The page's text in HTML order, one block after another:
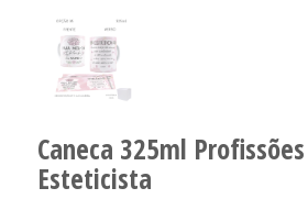
Caneca 325ml
Esteticista